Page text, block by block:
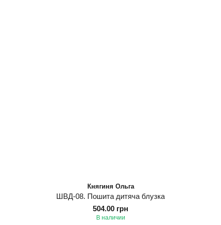
Княгиня Ольга
ШВД-08. Пошита дитяча блузка
504.00 грн
В наличии